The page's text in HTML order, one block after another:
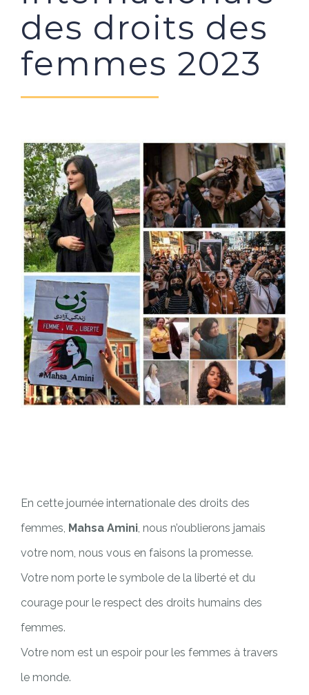
des droits des
femmes 2023
En cette journée internationale des droits des
femmes, Mahsa Amini, nous n’oublierons jamais
votre nom, nous vous en faisons la promesse.
Votre nom porte le symbole de la liberté et du
courage pour le respect des droits humains des
femmes.
Votre nom est un espoir pour les femmes à travers
le monde.